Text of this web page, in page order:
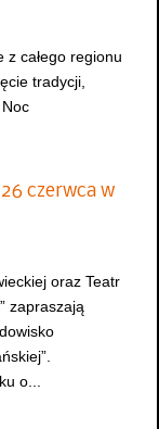
z całego regionu
tradycji,
czerwca w
oraz Teatr
zapraszają
o...